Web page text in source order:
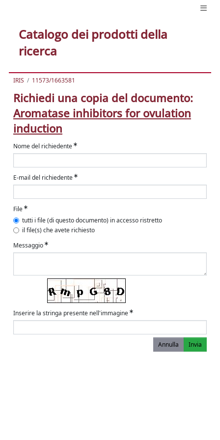
Catalogo dei prodotti della
ricerca
IRIS 11573/1663581
Richiedi una copia del documento:
Aromatase inhibitors for ovulation
induction
Nome del richiedente
E-mail del richiedente
File
tutti i file (di questo documento) in accesso ristretto
il file(s) che avete richiesto
Messaggio
Inserire la stringa presente nell'immagine
Annulla Invia